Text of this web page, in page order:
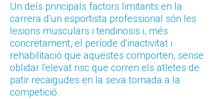
Un dels principals factors limitants en la
carrera d'un esportista professional són les
lesions musculars i tendinosis i, més
concretament, el període d'inactivitat i
rehabilitació que aquestes comporten, sense
oblidar l'elevat risc que corren els atletes de
patir recaigudes en la seva tornada a la
competició.